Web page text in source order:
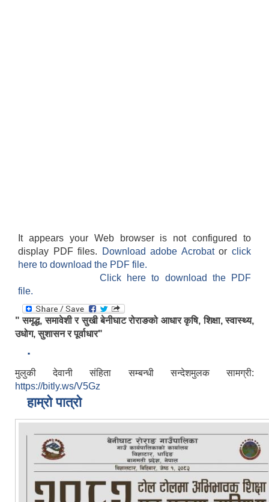
It appears your Web browser is not configured to
display PDF files.
Download adobe Acrobatorclick
here to download the PDF file.
Click here to download the PDF
file.
" समृद्ध, समावेशी र सुखी बेनीघाट रोराङको आधार कृषि, शिक्षा, स्वास्थ्य,
उधोग, सुशासन र पूर्वाधार"
.
मुलुकी देवानी संहिता सम्बन्धी सन्देशमुलक सामग्री:
https://bitly.ws/V5Gz
हाम्रो पात्रो